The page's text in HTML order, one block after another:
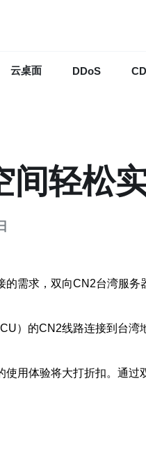
云桌面 DDoS
间轻松
需求，双向CN2台湾服
）的CN2线路连接到台
用体验将大打折扣。通